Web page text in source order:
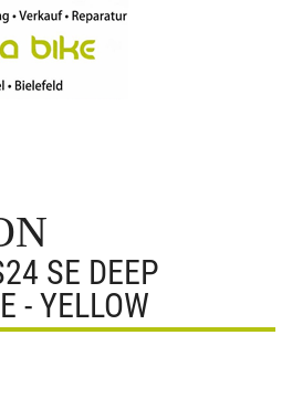
SE DEEP
- YELLOW